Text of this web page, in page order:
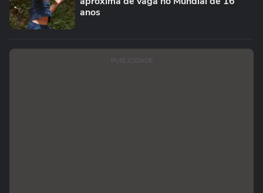
anos
PUBLICIDADE